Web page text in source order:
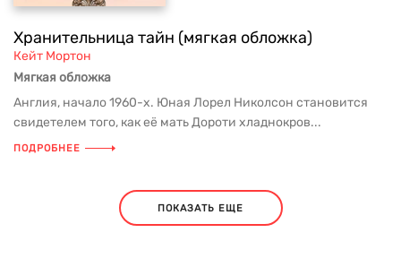
Хранительница тайн (мягкая обложка)
Кейт Мортон
Мягкая обложка
Англия, начало 1960-х. Юная Лорел Николсон становится
свидетелем того, как её мать Дороти хладнокров...
ПОДРОБНЕЕ
ПОКАЗАТЬ ЕЩЕ